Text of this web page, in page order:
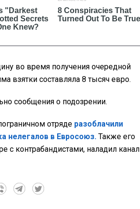
во время получения очередной
взятки составляла 8 тысяч евро.
сообщения о подозрении.
отряде разоблачили
нелегалов в Евросоюз. Также его
с контрабандистами, наладил канал